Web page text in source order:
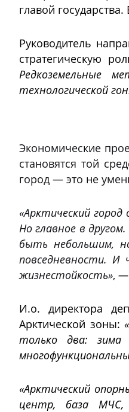
главой
Руководитель
стратегическую
Редкоземельные
технологической
Экономические
становятся той
город — это не
«Арктический
Но главное в
быть небольшим,
повседневности. И
жизнестойкость», —
И.о. директора
Арктической зоны:
только два: зима
«Арктический
центр, база МЧС,